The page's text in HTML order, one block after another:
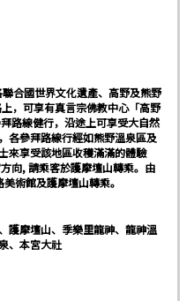
聯合國世界文化遺產、高野及熊野
，可享有真言宗佛教中心「高野
路線健行，沿途上可享受大自然
各參拜路線行經如熊野溫泉區及
來享受該地區收穫滿滿的體驗
向, 請乘客於護摩壇山轉乘。由
術館及護摩壇山轉乘。
護摩壇山、季樂里龍神、龍神溫
、本宮大社